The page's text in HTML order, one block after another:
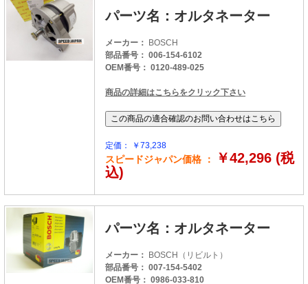
パーツ名：オルタネーター
メーカー：
BOSCH
部品番号： 006-154-6102
OEM番号： 0120-489-025
商品の詳細はこちらをクリック下さい
定価： ￥73,238
スピードジャパン価格 ：
￥42,296 (税
込)
パーツ名：オルタネーター
メーカー：
BOSCH（リビルト）
部品番号： 007-154-5402
OEM番号： 0986-033-810